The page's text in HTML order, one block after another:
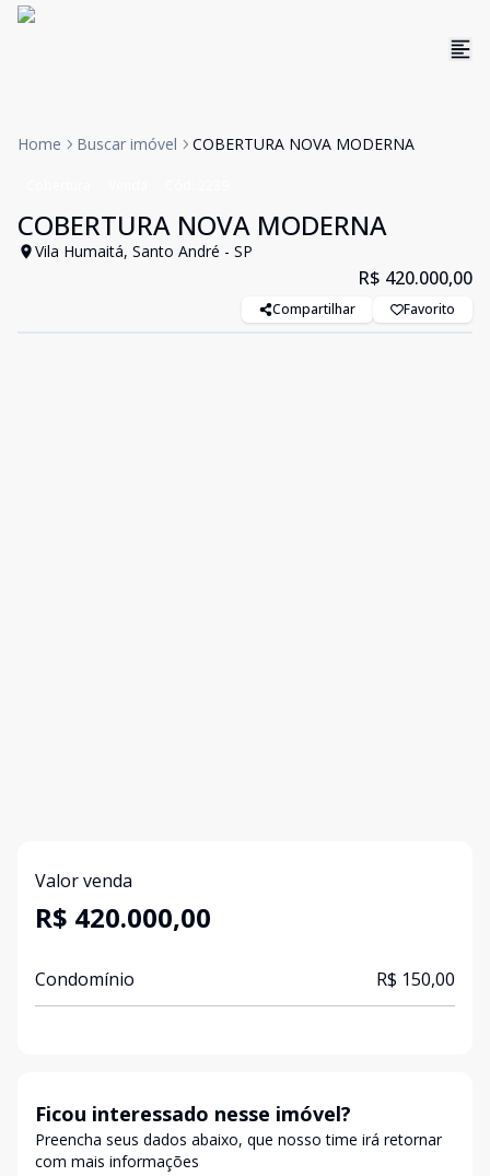
Home Buscar imóvel COBERTURA NOVA MODERNA
COBERTURA NOVA MODERNA
Vila Humaitá, Santo André - SP
R$ 420.000,00
Compartilhar Favorito
Valor venda
R$ 420.000,00
Condomínio R$ 150,00
Ficou interessado nesse imóvel?
Preencha seus dados abaixo, que nosso time irá retornar
com mais informações